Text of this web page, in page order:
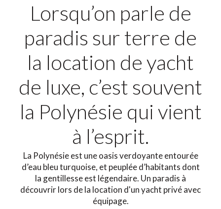
Lorsqu’on parle de
paradis sur terre de
la location de yacht
de luxe, c’est souvent
la Polynésie qui vient
à l’esprit.
La Polynésie est une oasis verdoyante entourée
d’eau bleu turquoise, et peuplée d’habitants dont
la gentillesse est légendaire. Un paradis à
découvrir lors de la location d'un yacht privé avec
équipage.